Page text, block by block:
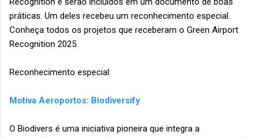
práticas. Um deles recebeu um reconhecimento especial.
Conheça todos os projetos que receberam o Green Airport
Recognition 2025.
Reconhecimento especial:
Motiva Aeroportos: Biodiversify
O Biodivers é uma iniciativa pioneira que integra a